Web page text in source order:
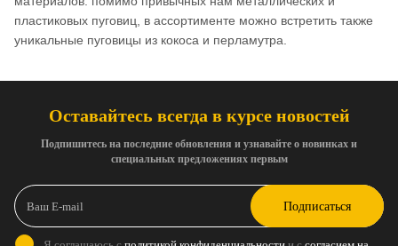
пластиковых пуговиц, в ассортименте можно встретить также
уникальные пуговицы из кокоса и перламутра.
Оставайтесь всегда в курсе новостей
Подпишитесь на последние обновления и узнавайте о новинках и
специальных предложениях первым
Подписаться